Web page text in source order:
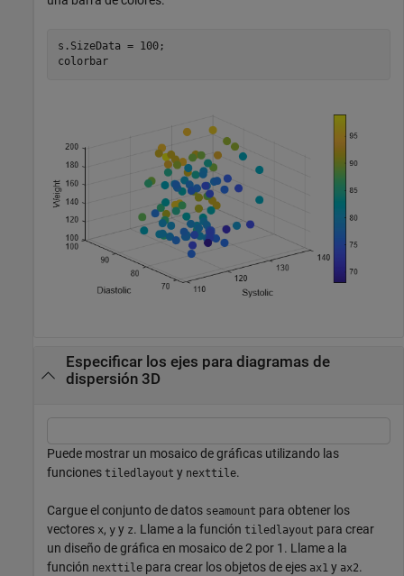
s.SizeData = 100;
colorbar
Especificar los ejes para diagramas de
dispersión 3D
Puede mostrar un mosaico de gráficas utilizando las
funciones tiledlayout y nexttile.
Cargue el conjunto de datos seamount para obtener los
vectores x, y y z. Llame a la función tiledlayout para crear
un diseño de gráfica en mosaico de 2 por 1. Llame a la
función nexttile para crear los objetos de ejes ax1 y ax2.